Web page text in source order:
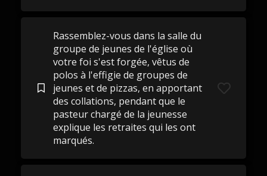
Rassemblez-vous dans la salle du
groupe de jeunes de l'église où
votre foi s'est forgée, vêtus de
polos à l'effigie de groupes de
jeunes et de pizzas, en apportant
des collations, pendant que le
pasteur chargé de la jeunesse
explique les retraites qui les ont
marqués.